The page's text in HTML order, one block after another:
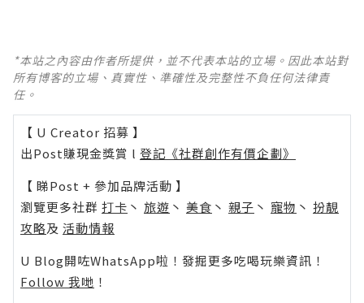
*本站之內容由作者所提供，並不代表本站的立場。因此本站對
所有博客的立場、真實性、準確性及完整性不負任何法律責
任。
【 U Creator 招募 】
出Post賺現金獎賞 l 登記《社群創作有價企劃》
【 睇Post + 參加品牌活動 】
瀏覽更多社群 打卡 丶 旅遊 丶 美食 丶 親子 丶 寵物 丶 扮靚
攻略及 活動情報
U Blog開咗WhatsApp啦！發掘更多吃喝玩樂資訊！
Follow 我哋 ！